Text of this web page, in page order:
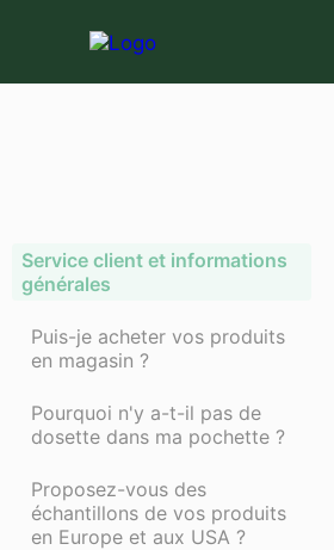
Service client et informations
générales
Puis-je acheter vos produits
en magasin ?
Pourquoi n'y a-t-il pas de
dosette dans ma pochette ?
Proposez-vous des
échantillons de vos produits
en Europe et aux USA ?